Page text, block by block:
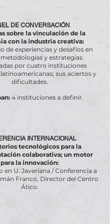
DE CONVERSACIÓN
sobre la vinculación de la
con la industria creativa:
de experiencias y desafíos en
y estrategias
por cuatro instituciones
sus aciertos y
dificultades.
4 instituciones a definir.
INTERNACIONAL
tecnológicos para la
colaborativa; un motor
para la innovación:
en U. Javeriana / Conferencia a
Franco, Director del Centro
Ático.